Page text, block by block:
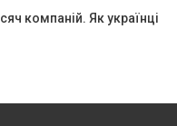
компаній. Як українці